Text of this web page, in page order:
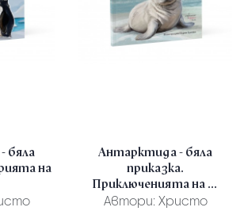
бяла
на
Антарктида - бяла
приказка.
Приключенията на ...
Автори: Христо